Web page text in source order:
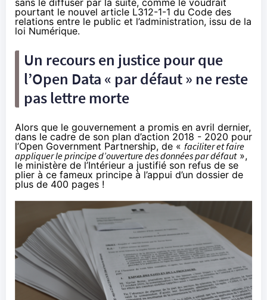
sans le diffuser par la suite, comme le voudrait
pourtant le nouvel article L312-1-1 du Code des
relations entre le public et l’administration, issu de la
loi Numérique.
Un recours en justice pour que
l’Open Data « par défaut » ne reste
pas lettre morte
Alors que le gouvernement a promis en avril dernier,
dans le cadre de son plan d’action 2018 - 2020 pour
l’Open Government Partnership, de « faciliter et faire
appliquer le principe d’ouverture des données par défaut»,
le ministère de l’Intérieur a justifié son refus de se
plier à ce fameux principe à l’appui d’un dossier de
plus de 400 pages !